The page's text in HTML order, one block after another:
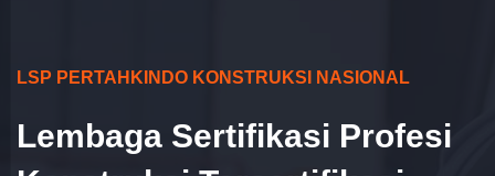
LSP PERTAHKINDO KONSTRUKSI NASIONAL
Lembaga Sertifikasi Profesi